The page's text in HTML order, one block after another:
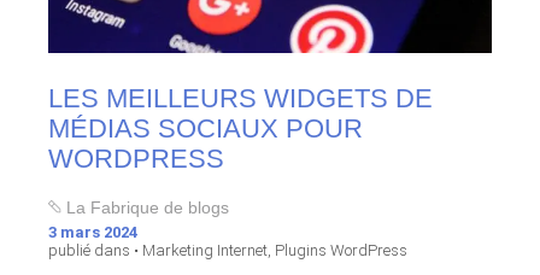
LES MEILLEURS WIDGETS DE
MÉDIAS SOCIAUX POUR
WORDPRESS
La Fabrique de blogs
3 mars 2024
publié dans • Marketing Internet, Plugins WordPress